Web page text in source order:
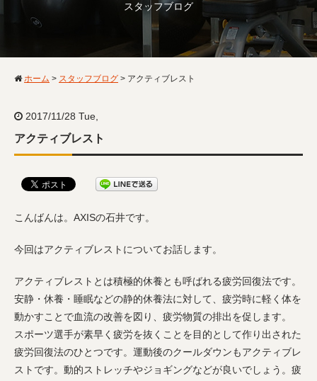
スタッフブログ
ホーム > スタッフブログ > アクティブレスト
2017/11/28 Tue,
アクティブレスト
こんばんは。AXISの石井です。
今回はアクティブレストについてお話します。
アクティブレストとは積極的休養とも呼ばれる疲労回復法です。
安静・休養・睡眠などの静的休養法に対して、疲労時に軽く体を
動かすことで血流の改善を図り、疲労物質の排出を促します。
スポーツ選手が素早く疲労を抜くことを目的として作り出された
疲労回復法のひとつです。運動後のクールダウンもアクティブレ
ストです。動的ストレッチやジョギングなどが良いでしょう。疲